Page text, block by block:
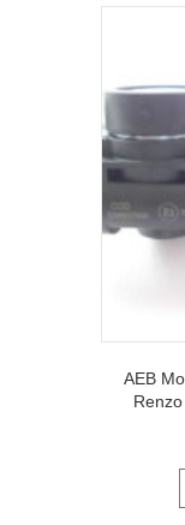
AEB